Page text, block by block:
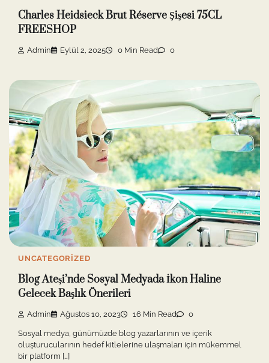
Charles Heidsieck Brut Réserve Şişesi 75CL
FREESHOP
Admin Eylül 2, 2025 0 Min Read 0
UNCATEGORIZED
Blog Ateşi’nde Sosyal Medyada İkon Haline
Gelecek Başlık Önerileri
Admin Ağustos 10, 2023 16 Min Read 0
Sosyal medya, günümüzde blog yazarlarının ve içerik
oluşturucularının hedef kitlelerine ulaşmaları için mükemmel
bir platform […]